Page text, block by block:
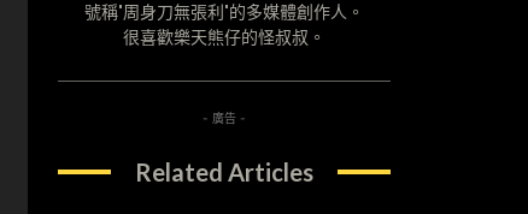
號稱"周身刀無張利"的多媒體創作人。
很喜歡樂天熊仔的怪叔叔。
- 廣告 -
Related Articles